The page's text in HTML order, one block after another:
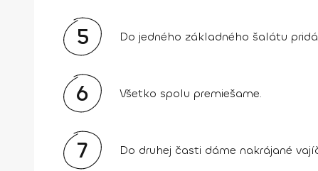
5 Do jedného základného šalátu
6 Všetko spolu premiešame.
7 Do druhej časti dáme nakrájané